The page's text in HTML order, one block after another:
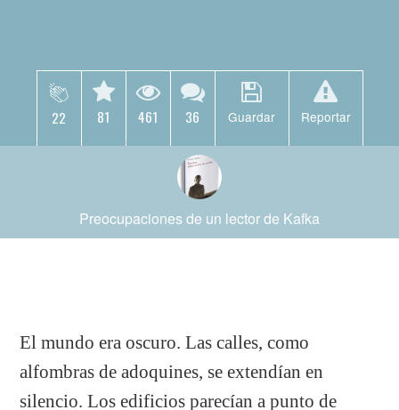
22 81 461 36 Guardar Reportar
Preocupaciones de un lector de Kafka
El mundo era oscuro. Las calles, como
alfombras de adoquines, se extendían en
silencio. Los edificios parecían a punto de